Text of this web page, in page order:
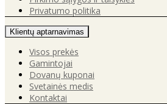
Privatumo politika
Klientų aptarnavimas
Visos prekės
Gamintojai
Dovanų kuponai
Svetainės medis
Kontaktai